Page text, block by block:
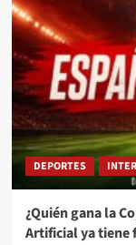
DEPORTES
¿Quién gana la
Artificial ya tiene